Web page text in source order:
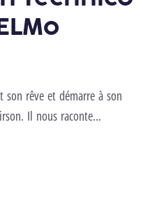
son rêve et démarre à son
Il nous raconte…